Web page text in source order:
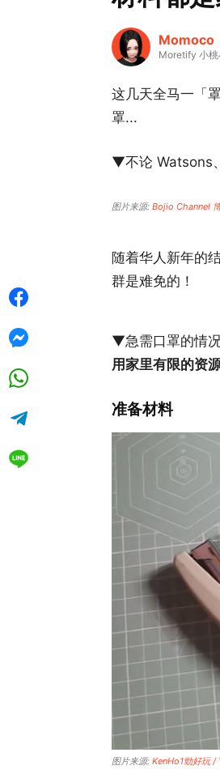
Momoco
Moretify 小桃
这几天全马一「
罩...
▼不论 Watsons
图片来源: Bojio Channel
随着华人新年的
群是难免的！
▼急需口罩的情
用家里有限的资
准备材料
图片来源: KenHo1勁好玩 /